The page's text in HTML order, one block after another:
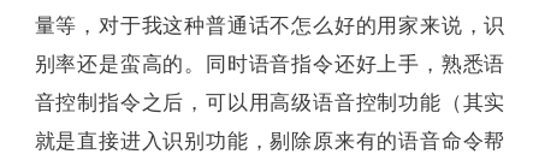
量等，对于我这种普通话不怎么好的用家来说，识
别率还是蛮高的。同时语音指令还好上手，熟悉语
音控制指令之后，可以用高级语音控制功能（其实
就是直接进入识别功能，剔除原来有的语音命令帮